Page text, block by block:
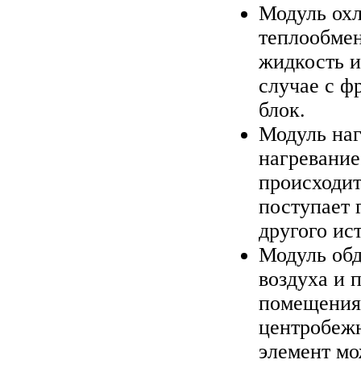
Модуль
жидкость
случае с
блок.
Модуль
поступает
другого
Модуль
воздуха и
элемент